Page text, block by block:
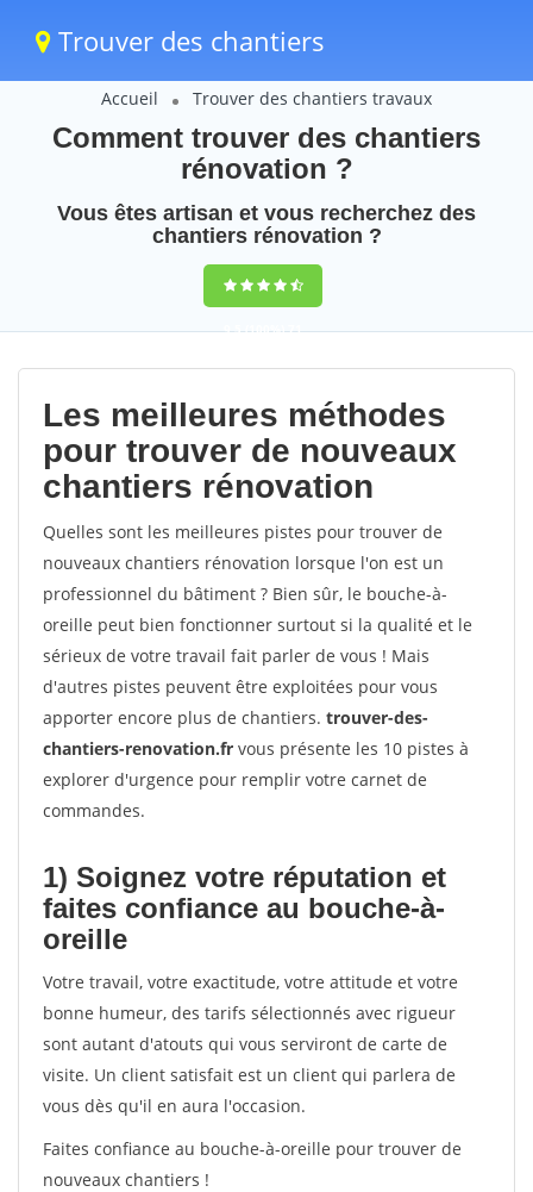
Trouver des chantiers
Accueil Trouver des chantiers travaux
Comment trouver des chantiers
rénovation ?
Vous êtes artisan et vous recherchez des
chantiers rénovation ?
9,5(100%)71
votes
Les meilleures méthodes
pour trouver de nouveaux
chantiers rénovation
Quelles sont les meilleures pistes pour trouver de
nouveaux chantiers rénovation lorsque l'on est un
professionnel du bâtiment ? Bien sûr, le bouche-à-
oreille peut bien fonctionner surtout si la qualité et le
sérieux de votre travail fait parler de vous ! Mais
d'autres pistes peuvent être exploitées pour vous
apporter encore plus de chantiers. trouver-des-
chantiers-renovation.fr vous présente les 10 pistes à
explorer d'urgence pour remplir votre carnet de
commandes.
1) Soignez votre réputation et
faites confiance au bouche-à-
oreille
Votre travail, votre exactitude, votre attitude et votre
bonne humeur, des tarifs sélectionnés avec rigueur
sont autant d'atouts qui vous serviront de carte de
visite. Un client satisfait est un client qui parlera de
vous dès qu'il en aura l'occasion.
Faites confiance au bouche-à-oreille pour trouver de
nouveaux chantiers !